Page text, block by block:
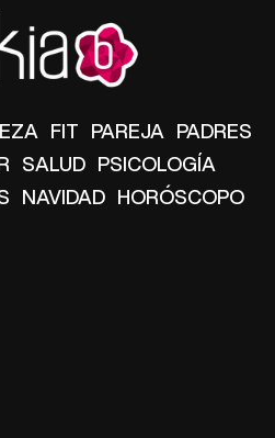
FIT PAREJA PADRES
SALUD PSICOLOGÍA
NAVIDAD HORÓSCOPO